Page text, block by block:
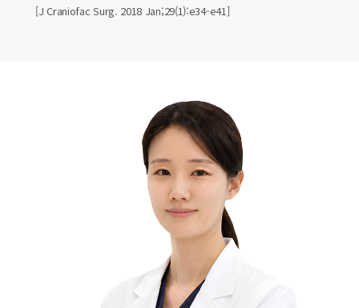
[J Craniofac Surg. 2018 Jan;29(1):e34-e41]